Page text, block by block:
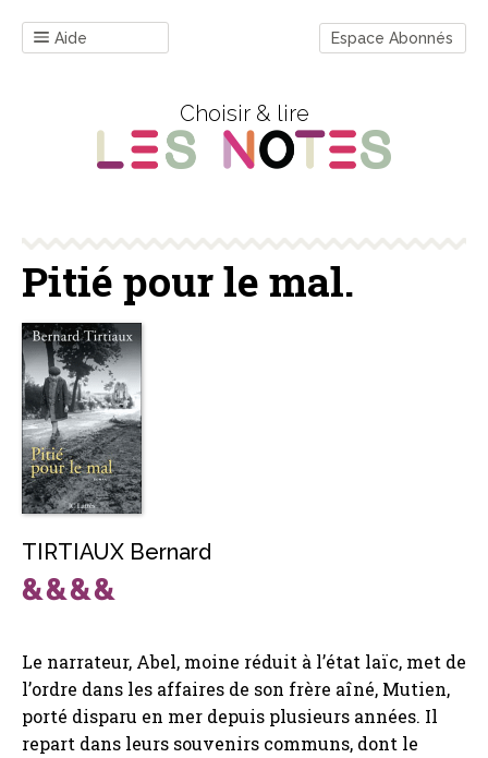
Aide Espace Abonnés
Choisir & lire
Pitié pour le mal.
TIRTIAUX Bernard
Le narrateur, Abel, moine réduit à l’état laïc, met de
l’ordre dans les affaires de son frère aîné, Mutien,
porté disparu en mer depuis plusieurs années. Il
repart dans leurs souvenirs communs, dont le